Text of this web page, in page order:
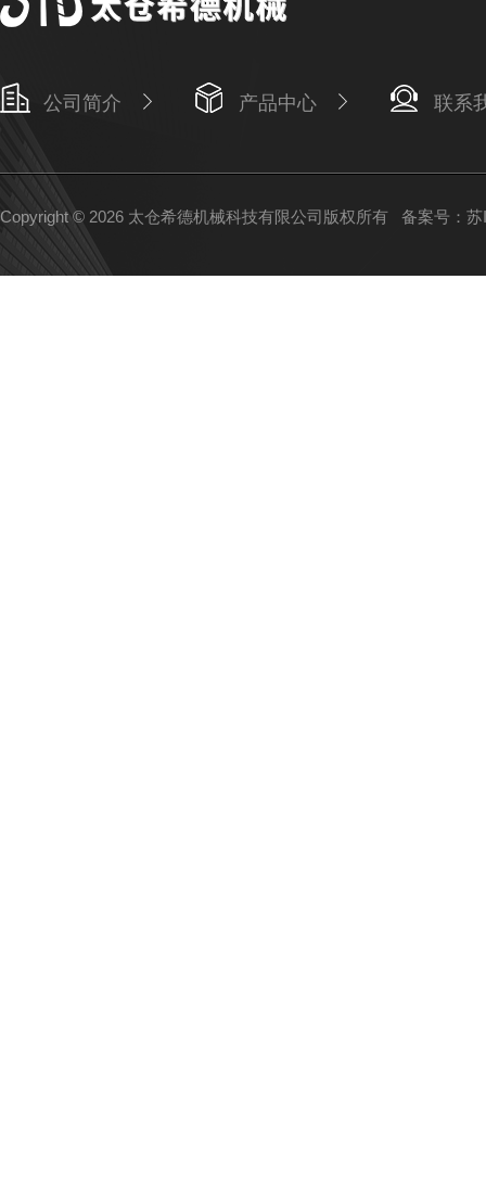
公司简介 产品中心 联系
Copyright © 2026 太仓希德机械科技有限公司版权所有 备案号：